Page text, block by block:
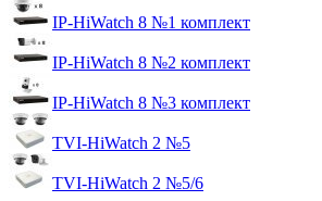
IP-HiWatch 8 №1 комплект
IP-HiWatch 8 №2 комплект
IP-HiWatch 8 №3 комплект
TVI-HiWatch 2 №5
TVI-HiWatch 2 №5/6